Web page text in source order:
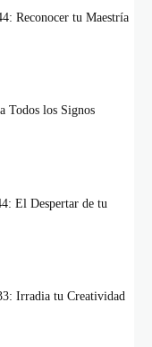
Reconocer tu Maestría
Todos los Signos
El Despertar de tu
Irradia tu Creatividad